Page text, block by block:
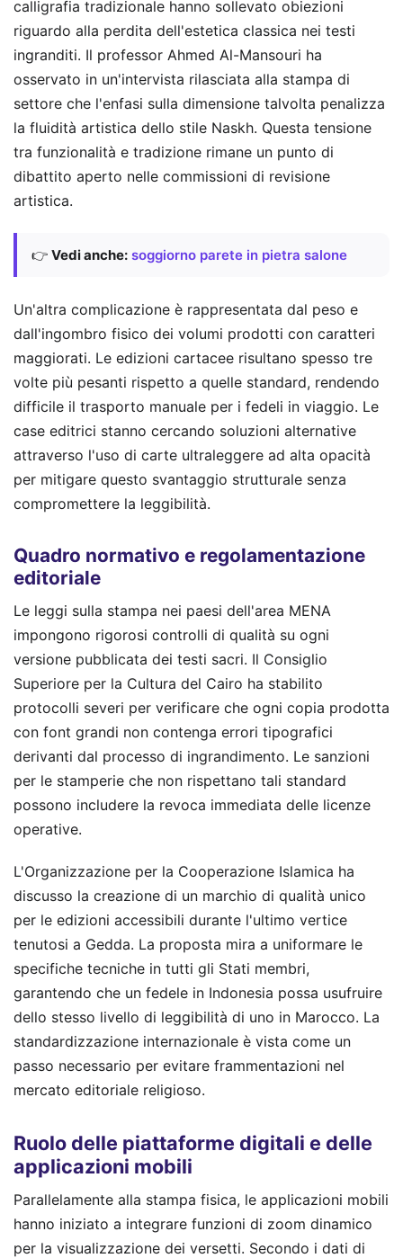
calligrafia tradizionale hanno sollevato obiezioni
riguardo alla perdita dell'estetica classica nei testi
ingranditi. Il professor Ahmed Al-Mansouri ha
osservato in un'intervista rilasciata alla stampa di
settore che l'enfasi sulla dimensione talvolta penalizza
la fluidità artistica dello stile Naskh. Questa tensione
tra funzionalità e tradizione rimane un punto di
dibattito aperto nelle commissioni di revisione
artistica.
👉 Vedi anche: soggiorno parete in pietra salone
Un'altra complicazione è rappresentata dal peso e
dall'ingombro fisico dei volumi prodotti con caratteri
maggiorati. Le edizioni cartacee risultano spesso tre
volte più pesanti rispetto a quelle standard, rendendo
difficile il trasporto manuale per i fedeli in viaggio. Le
case editrici stanno cercando soluzioni alternative
attraverso l'uso di carte ultraleggere ad alta opacità
per mitigare questo svantaggio strutturale senza
compromettere la leggibilità.
Quadro normativo e regolamentazione
editoriale
Le leggi sulla stampa nei paesi dell'area MENA
impongono rigorosi controlli di qualità su ogni
versione pubblicata dei testi sacri. Il Consiglio
Superiore per la Cultura del Cairo ha stabilito
protocolli severi per verificare che ogni copia prodotta
con font grandi non contenga errori tipografici
derivanti dal processo di ingrandimento. Le sanzioni
per le stamperie che non rispettano tali standard
possono includere la revoca immediata delle licenze
operative.
L'Organizzazione per la Cooperazione Islamica ha
discusso la creazione di un marchio di qualità unico
per le edizioni accessibili durante l'ultimo vertice
tenutosi a Gedda. La proposta mira a uniformare le
specifiche tecniche in tutti gli Stati membri,
garantendo che un fedele in Indonesia possa usufruire
dello stesso livello di leggibilità di uno in Marocco. La
standardizzazione internazionale è vista come un
passo necessario per evitare frammentazioni nel
mercato editoriale religioso.
Ruolo delle piattaforme digitali e delle
applicazioni mobili
Parallelamente alla stampa fisica, le applicazioni mobili
hanno iniziato a integrare funzioni di zoom dinamico
per la visualizzazione dei versetti. Secondo i dati di